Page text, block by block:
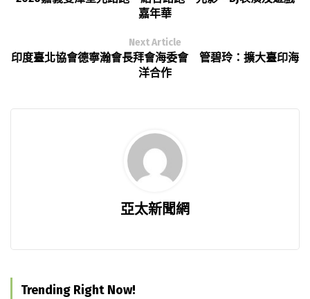
嘉年華
Next Article
印度臺北協會德寧瀚會長拜會海委會 管碧玲：擴大臺印海
洋合作
亞太新聞網
Trending Right Now!